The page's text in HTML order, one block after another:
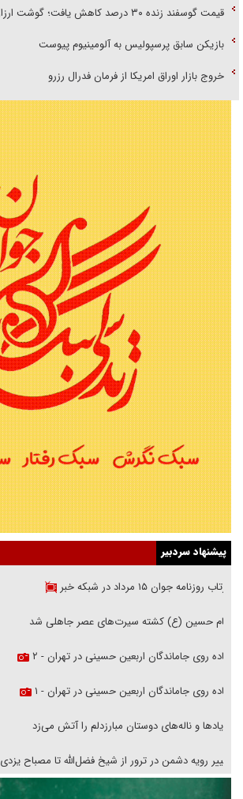
قیمت گوسفند زنده ۳۰ درصد کاهش یافت؛ گوشت ارزان نشد
بازیکن سابق پرسپولیس به آلومینیوم پیوست
خروج بازار اوراق امریکا از فرمان فدرال رزرو
پیشنهاد سردبیر
بازتاب روزنامه جوان ۱۵ مرداد در شبکه خبر
امام حسین (ع) کشته سیرت‌های عصر جاهلی شد
پیاده روی جاماندگان اربعین حسینی در تهران - ۲
پیاده روی جاماندگان اربعین حسینی در تهران - ۱
فریاد‌ها و ناله‌های دوستان مبارزدلم را آتش می‌زد
تغییر رویه دشمن در ترور از شیخ فضل‌الله تا مصباح یزدی